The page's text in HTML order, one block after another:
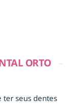
ORTO
ter seus dentes